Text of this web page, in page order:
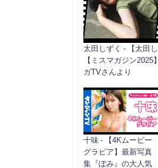
太田しずく - 【太田
【ミスマガジン2025
ガTVさんより
十味 - 【4Kムービー
グラビア】最新写真
集『ぽみ』の大人気